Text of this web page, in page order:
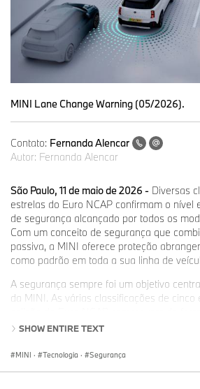
MINI Lane Change Warning (05/2026).
Contato: Fernanda Alencar
Autor: Fernanda Alencar
São Paulo, 11 de maio de 2026 - Diversas
estrelas do Euro NCAP confirmam o nível
de segurança alcançado por todos os
Com um conceito de segurança que
passiva, a MINI oferece proteção
como padrão em toda a sua linha de
A segurança sempre foi um objetivo
da MINI. As várias classificações de cinco
compromisso. No centro disso está um
um grau excepcional de proteção desde a
SHOW ENTIRE TEXT
MINI · Tecnologia · Segurança